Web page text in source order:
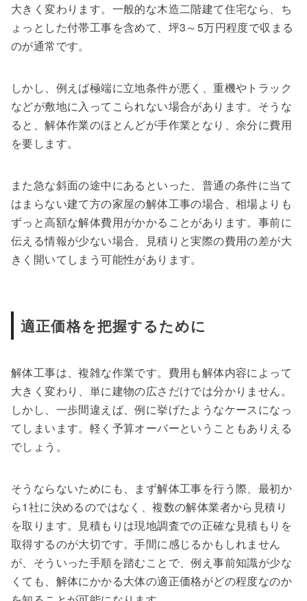
大きく変わります。一般的な木造二階建て住宅なら、ち
ょっとした付帯工事を含めて、坪3～5万円程度で収まる
のが通常です。
しかし、例えば極端に立地条件が悪く、重機やトラック
などが敷地に入ってこられない場合があります。そうな
ると、解体作業のほとんどが手作業となり、余分に費用
を要します。
また急な斜面の途中にあるといった、普通の条件に当て
はまらない建て方の家屋の解体工事の場合、相場よりも
ずっと高額な解体費用がかかることがあります。事前に
伝える情報が少ない場合、見積りと実際の費用の差が大
きく開いてしまう可能性があります。
適正価格を把握するために
解体工事は、複雑な作業です。費用も解体内容によって
大きく変わり、単に建物の広さだけでは分かりません。
しかし、一歩間違えば、例に挙げたようなケースになっ
てしまいます。軽く予算オーバーということもありえる
でしょう。
そうならないためにも、まず解体工事を行う際、最初か
ら1社に決めるのではなく、複数の解体業者から見積り
を取ります。見積もりは現地調査での正確な見積もりを
取得するのが大切です。手間に感じるかもしれません
が、そういった手順を踏むことで、例え事前知識が少な
くても、解体にかかる大体の適正価格がどの程度なのか